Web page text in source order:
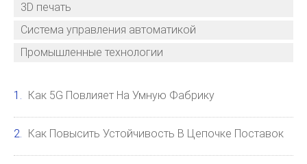
3D печать
Система управления автоматикой
Промышленные технологии
Как 5G Повлияет На Умную Фабрику
Как Повысить Устойчивость В Цепочке Поставок